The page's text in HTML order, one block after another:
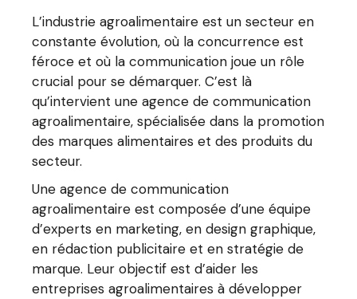
L’industrie agroalimentaire est un secteur en
constante évolution, où la concurrence est
féroce et où la communication joue un rôle
crucial pour se démarquer. C’est là
qu’intervient une agence de communication
agroalimentaire, spécialisée dans la promotion
des marques alimentaires et des produits du
secteur.
Une agence de communication
agroalimentaire est composée d’une équipe
d’experts en marketing, en design graphique,
en rédaction publicitaire et en stratégie de
marque. Leur objectif est d’aider les
entreprises agroalimentaires à développer